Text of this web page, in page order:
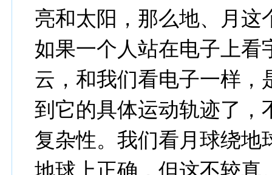
亮和太阳，那么地、月这
如果一个人站在电子上看
云，和我们看电子一样，
到它的具体运动轨迹了，
复杂性。我们看月球绕地
地球上正确，但这不较真